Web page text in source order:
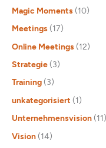
Magic Moments (10)
Meetings (17)
Online Meetings (12)
Strategie (3)
Training (3)
unkategorisiert (1)
Unternehmensvision (11)
Vision (14)